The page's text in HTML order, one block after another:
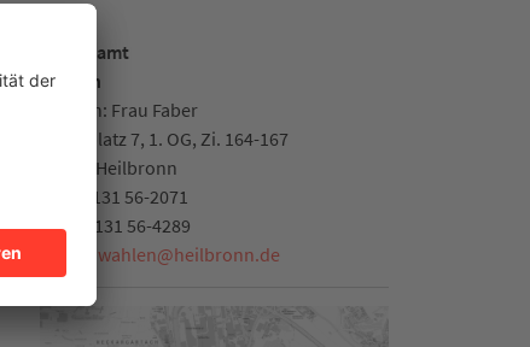
Bürgeramt
Wahlen
Leiterin: Frau Faber
Marktplatz 7, 1. OG, Zi. 164-167
Heilbronn
07131 56-2071
Fax:
07131 56-4289
E-Mail:wahlen@heilbronn.de